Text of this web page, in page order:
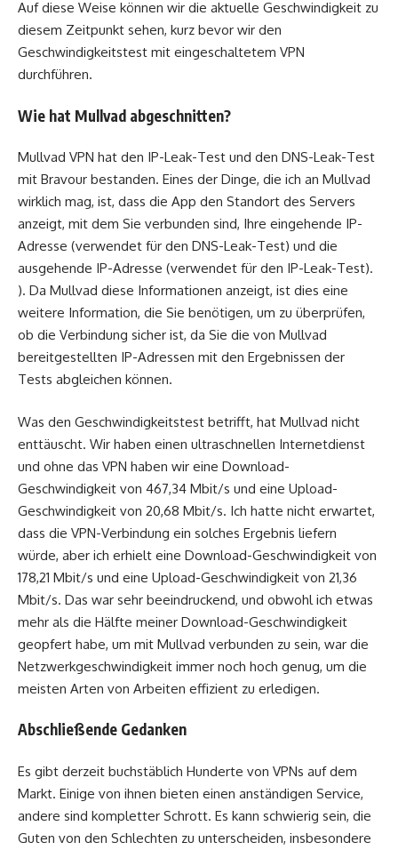
Auf diese Weise können wir die aktuelle Geschwindigkeit zu
diesem Zeitpunkt sehen, kurz bevor wir den
Geschwindigkeitstest mit eingeschaltetem VPN
durchführen.
Wie hat Mullvad abgeschnitten?
Mullvad VPN hat den IP-Leak-Test und den DNS-Leak-Test
mit Bravour bestanden. Eines der Dinge, die ich an Mullvad
wirklich mag, ist, dass die App den Standort des Servers
anzeigt, mit dem Sie verbunden sind, Ihre eingehende IP-
Adresse (verwendet für den DNS-Leak-Test) und die
ausgehende IP-Adresse (verwendet für den IP-Leak-Test).
). Da Mullvad diese Informationen anzeigt, ist dies eine
weitere Information, die Sie benötigen, um zu überprüfen,
ob die Verbindung sicher ist, da Sie die von Mullvad
bereitgestellten IP-Adressen mit den Ergebnissen der
Tests abgleichen können.
Was den Geschwindigkeitstest betrifft, hat Mullvad nicht
enttäuscht. Wir haben einen ultraschnellen Internetdienst
und ohne das VPN haben wir eine Download-
Geschwindigkeit von 467,34 Mbit/s und eine Upload-
Geschwindigkeit von 20,68 Mbit/s. Ich hatte nicht erwartet,
dass die VPN-Verbindung ein solches Ergebnis liefern
würde, aber ich erhielt eine Download-Geschwindigkeit von
178,21 Mbit/s und eine Upload-Geschwindigkeit von 21,36
Mbit/s. Das war sehr beeindruckend, und obwohl ich etwas
mehr als die Hälfte meiner Download-Geschwindigkeit
geopfert habe, um mit Mullvad verbunden zu sein, war die
Netzwerkgeschwindigkeit immer noch hoch genug, um die
meisten Arten von Arbeiten effizient zu erledigen.
Abschließende Gedanken
Es gibt derzeit buchstäblich Hunderte von VPNs auf dem
Markt. Einige von ihnen bieten einen anständigen Service,
andere sind kompletter Schrott. Es kann schwierig sein, die
Guten von den Schlechten zu unterscheiden, insbesondere